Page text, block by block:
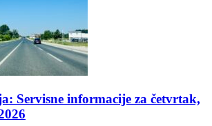
Servisne informacije za četvrtak,